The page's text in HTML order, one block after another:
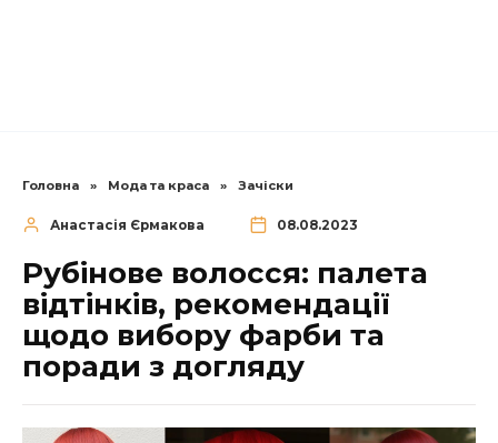
Головна » Мода та краса » Зачіски
Анастасія Єрмакова 08.08.2023
Рубінове волосся: палета
відтінків, рекомендації
щодо вибору фарби та
поради з догляду